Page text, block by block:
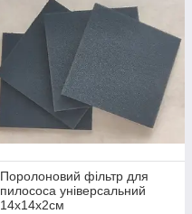
Поролоновий фільтр для
пилососа універсальний
14х14х2см